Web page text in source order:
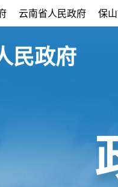
云南省人民政府 保
民政府